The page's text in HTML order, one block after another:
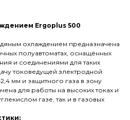
Ergoplus 500
охлаждением предназначена
полуавтоматах, оснащённых
и соединениями для таких
токоведущей электродной
мм и защитного газа в зону
для работы на высоких токах и
газе, так и в газовых